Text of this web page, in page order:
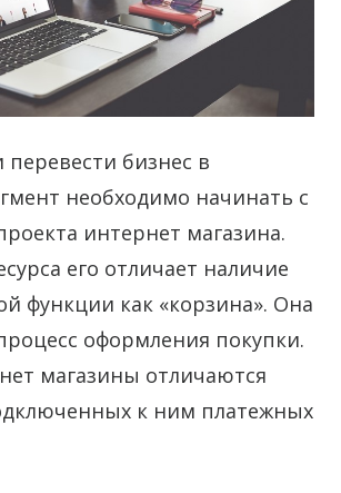
бизнес в
необходимо начинать с
интернет магазина.
его отличает наличие
функции как «корзина». Она
оформления покупки.
магазины отличаются
к ним платежных